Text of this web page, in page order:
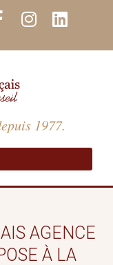
o
I
n
s
a
m
L
i
n
i
n
1977.
AGENCE
À LA